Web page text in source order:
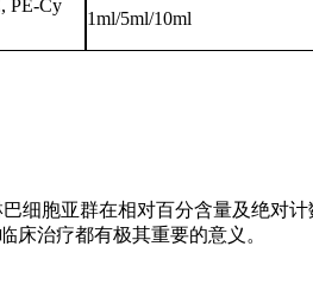
PE-Cy
1ml/5ml/10ml
细胞亚群在相对百分含量及绝对
床治疗都有极其重要的意义。